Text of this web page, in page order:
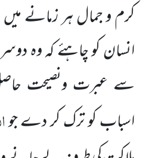
کرم و جمال ہر زمانے میں
انسان کو چاہئے کہ وہ
سے عبرت ونصیحت
اسباب کو ترک کر دے جو